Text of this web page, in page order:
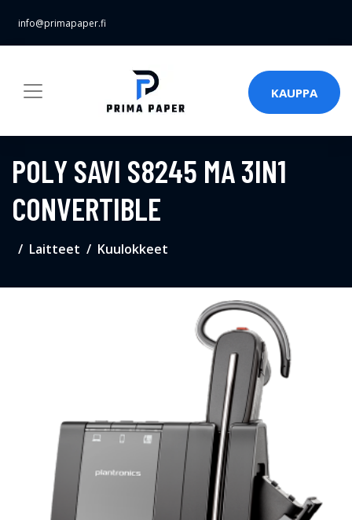
info@primapaper.fi
KAUPPA
POLY SAVI S8245 MA 3IN1
CONVERTIBLE
Laitteet Kuulokkeet